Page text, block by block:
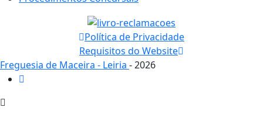
Política de Privacidade
Requisitos do Website
Freguesia de Maceira - Leiria - 2026